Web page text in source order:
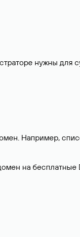
нужны для
Например,
на